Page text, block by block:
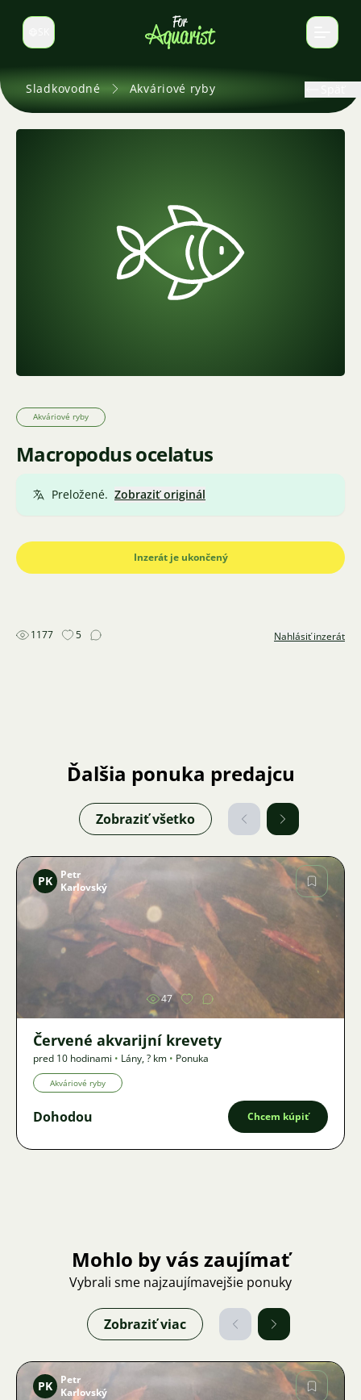
Prepnúť jazyk
Sladkovodné Akváriové ryby
Akváriové ryby
Macropodus ocelatus
Preložené. Zobraziť originál
Inzerát je ukončený
1177 5 Nahlásiť inzerát
Ďalšia ponuka predajcu
Zobraziť všetko
Obrázok
PK
Petr
Karlovský
47
Červené akvarijní krevety
pred 10 hodinami • Lány,? km • Ponuka
Akváriové ryby
Dohodou Chcem kúpiť
Mohlo by vás zaujímať
Vybrali sme najzaujímavejšie ponuky
Zobraziť viac
PK
Petr
Karlovský